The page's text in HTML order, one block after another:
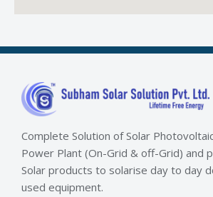
Complete Solution of Solar
Power Plant (On-Grid & off-Grid) and
Solar products to solarise day to day
used equipment.